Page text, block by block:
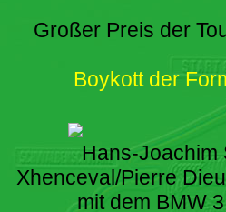
Großer Preis der
Boykott der
Hans-Joachim
Xhenceval/Pierre
mit dem BMW